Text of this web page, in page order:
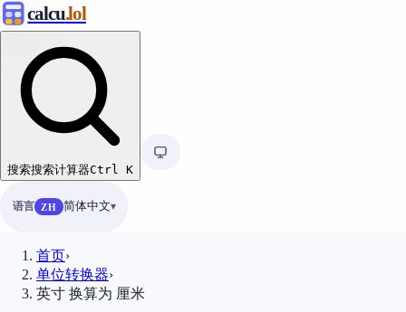
calcu.lol
搜索搜索计算器Ctrl K
语言 ZH 简体中文
首页›
单位转换器›
英寸 换算为 厘米